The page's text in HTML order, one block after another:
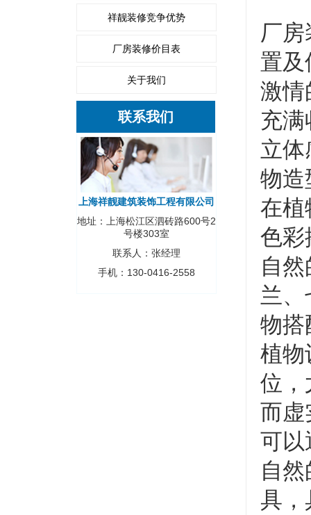
祥靓装修竞争优势
厂房装修价目表
关于我们
联系我们
上海祥靓建筑装饰工程有限公司
地址：上海松江区泗砖路600号2
号楼303室
联系人：张经理
手机：130-0416-2558
厂
置及
激情
充
立
物造
在植
色彩
自
兰
物搭
植物
位，
而虚
可以
自
具，